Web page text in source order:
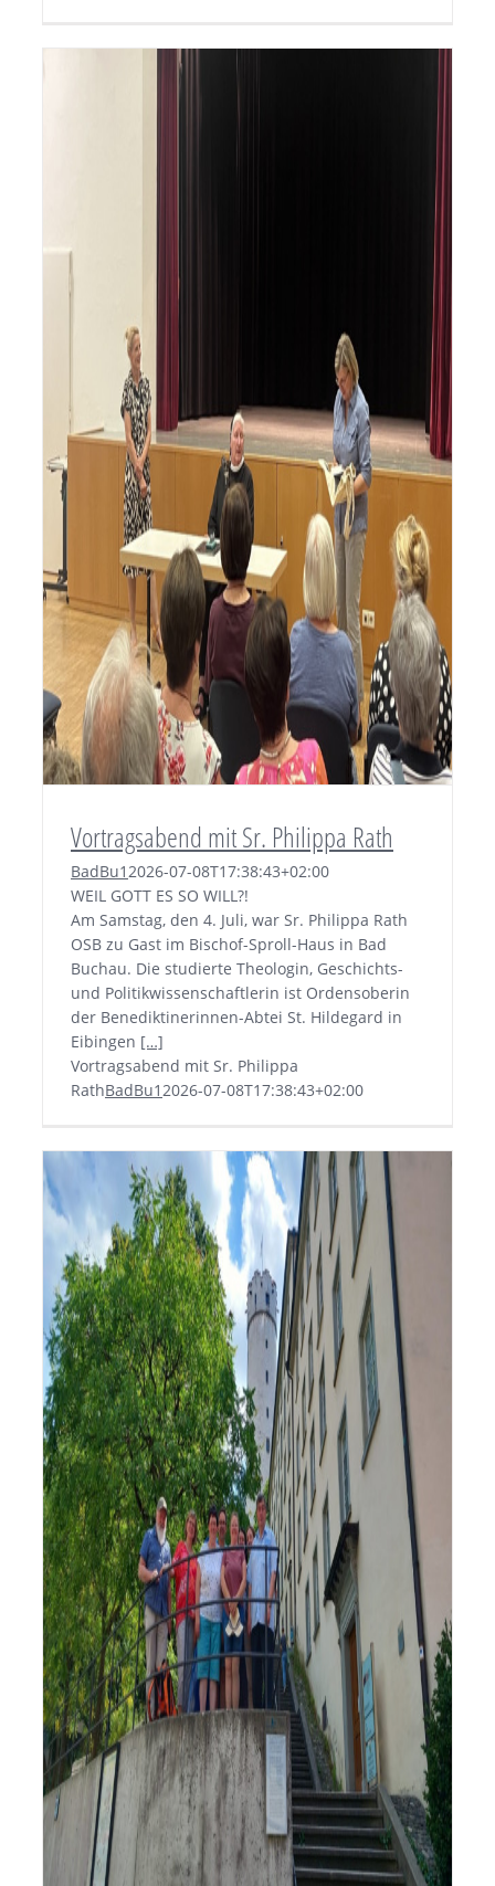
Vortragsabend mit Sr. Philippa Rath
BadBu12026-07-08T17:38:43+02:00
WEIL GOTT ES SO WILL?!
Am Samstag, den 4. Juli, war Sr. Philippa Rath
OSB zu Gast im Bischof-Sproll-Haus in Bad
Buchau. Die studierte Theologin, Geschichts-
und Politikwissenschaftlerin ist Ordensoberin
der Benediktinerinnen-Abtei St. Hildegard in
Eibingen […]
Vortragsabend mit Sr. Philippa
RathBadBu12026-07-08T17:38:43+02:00